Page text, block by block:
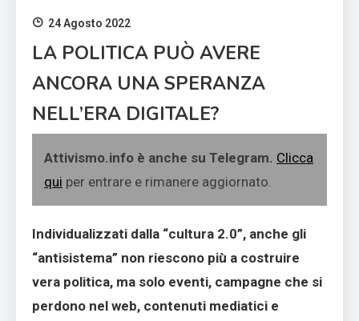
24 Agosto 2022
LA POLITICA PUÒ AVERE
ANCORA UNA SPERANZA
NELL’ERA DIGITALE?
Attivismo.info è anche su Telegram. Clicca
qui per entrare e rimanere aggiornato.
Individualizzati dalla “cultura 2.0”, anche gli
“antisistema” non riescono più a costruire
vera politica, ma solo eventi, campagne che si
perdono nel web, contenuti mediatici e